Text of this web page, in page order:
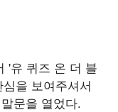
'유 퀴즈 온 더 블
을 보여주셔서
문을 열었다.